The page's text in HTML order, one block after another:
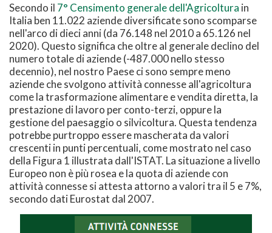
Secondo il 7° Censimento generale dell'Agricoltura in
Italia ben 11.022 aziende diversificate sono scomparse
nell'arco di dieci anni (da 76.148 nel 2010 a 65.126 nel
2020). Questo significa che oltre al generale declino del
numero totale di aziende (-487.000 nello stesso
decennio), nel nostro Paese ci sono sempre meno
aziende che svolgono attività connesse all'agricoltura
come la trasformazione alimentare e vendita diretta, la
prestazione di lavoro per conto-terzi, oppure la
gestione del paesaggio o silvicoltura. Questa tendenza
potrebbe purtroppo essere mascherata da valori
crescenti in punti percentuali, come mostrato nel caso
della Figura 1 illustrata dall'ISTAT. La situazione a livello
Europeo non è più rosea e la quota di aziende con
attività connesse si attesta attorno a valori tra il 5 e 7%,
secondo dati Eurostat dal 2007.